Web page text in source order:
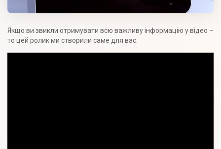
Якщо ви звикли отримувати всю важливу інформацію у відео –
то цей ролик ми створили саме для вас.